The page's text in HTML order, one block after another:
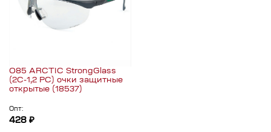
О85 ARCTIС StrongGlass
(2С-1,2 PC) очки защитные
открытые (18537)
Опт:
428 ₽